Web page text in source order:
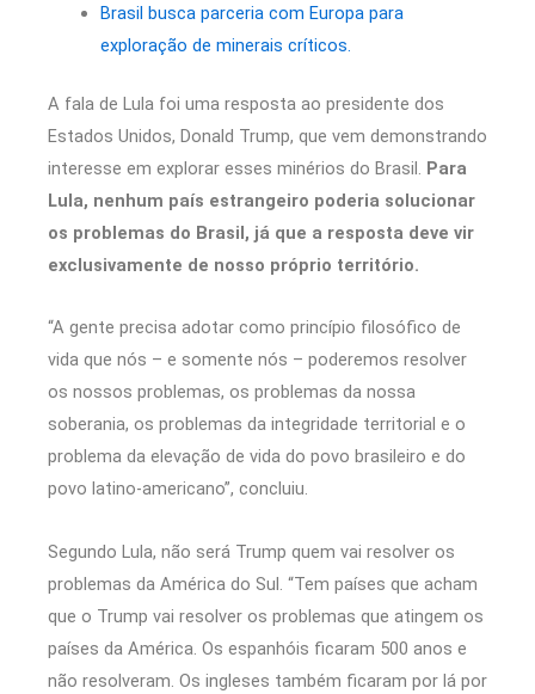
Brasil busca parceria com Europa para
exploração de minerais críticos.
A fala de Lula foi uma resposta ao presidente dos
Estados Unidos, Donald Trump, que vem demonstrando
interesse em explorar esses minérios do Brasil. Para
Lula, nenhum país estrangeiro poderia solucionar
os problemas do Brasil, já que a resposta deve vir
exclusivamente de nosso próprio território.
“A gente precisa adotar como princípio filosófico de
vida que nós – e somente nós – poderemos resolver
os nossos problemas, os problemas da nossa
soberania, os problemas da integridade territorial e o
problema da elevação de vida do povo brasileiro e do
povo latino-americano”, concluiu.
Segundo Lula, não será Trump quem vai resolver os
problemas da América do Sul. “Tem países que acham
que o Trump vai resolver os problemas que atingem os
países da América. Os espanhóis ficaram 500 anos e
não resolveram. Os ingleses também ficaram por lá por